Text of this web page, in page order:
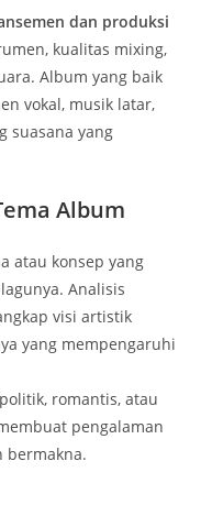
dan produksi
kualitas mixing,
Album yang baik
vokal, musik latar,
suasana yang
Album
atau konsep yang
Analisis
visi artistik
yang mempengaruhi
romantis, atau
pengalaman
bermakna.